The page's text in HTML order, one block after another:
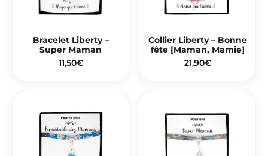
Bracelet Liberty –
Super Maman
11,50€
Collier Liberty – Bonne
fête [Maman, Mamie]
21,90€